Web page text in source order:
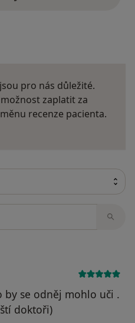
pro nás důležité.
zaplatit za
recenze pacienta.
se odněj mohlo uči .
doktoři)